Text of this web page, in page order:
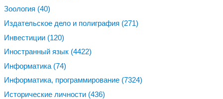
Зоология (40)
Издательское дело и полиграфия (271)
Инвестиции (120)
Иностранный язык (4422)
Информатика (74)
Информатика, программирование (7324)
Исторические личности (436)